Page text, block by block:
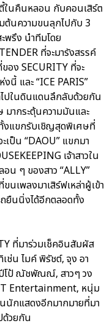
ในคืนหลอน กับคอนเสิร์ต
ต้นความขนลุกไปกับ 3
พรึง นำทีมโดย
ที่จะมารังสรรค์
อง SECURITY ที่จะ
นี้ และ “ICE PARIS”
ปในดินแดนลึกลับด้วยกัน
มากระตุ้นความมันและ
งแขกรับเชิญสุดพิเศษที่
เป็น “DAOU” แขกมา
เจ้าสาวใน
น ๆ ของสาว “ALLY”
นเพลงมาเสิร์ฟเหล่าผู้เข้า
ถยืนนิ่งได้อีกตลอดทั้ง
ที่มาร่วมเช็คอินสัมผัส
ช่น ไมค์ พิรัชต์, จุง อา
โป้ ณัชพัณณ์, สาวๆ วง
Entertainment, หนุ่ม
กแสดงอีกมากมายที่มา
วยกัน